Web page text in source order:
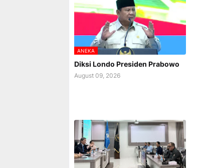
ANEKA
Diksi Londo Presiden Prabowo
August 09, 2026